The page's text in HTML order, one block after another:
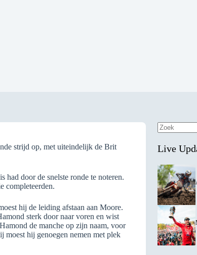
strijd op, met uiteindelijk de Brit
door de snelste ronde te noteren.
completeerden.
hij de leiding afstaan aan Moore.
sterk door naar voren en wist
de manche op zijn naam, voor
moest hij genoegen nemen met plek
resultaten
Live